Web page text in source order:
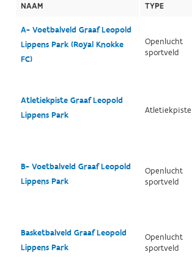
NAAM TYPE
A- Voetbalveld Graaf Leopold
Lippens Park (Royal Knokke
FC)
Openlucht
sportveld
Atletiekpiste Graaf Leopold
Lippens Park
Atletiekpiste
B- Voetbalveld Graaf Leopold
Lippens Park
Openlucht
sportveld
Basketbalveld Graaf Leopold
Lippens Park
Openlucht
sportveld